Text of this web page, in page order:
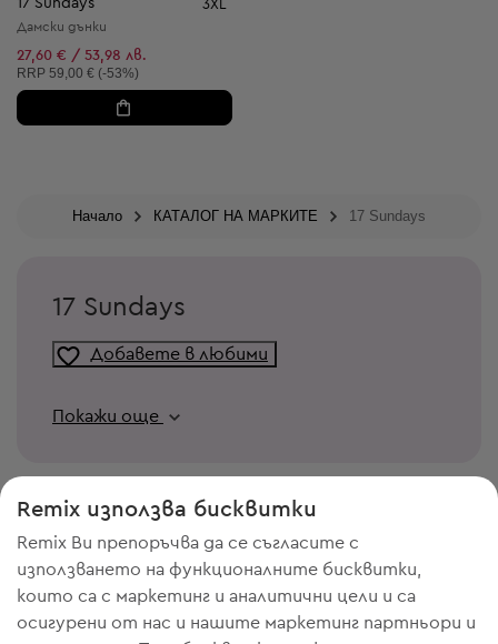
17 Sundays 3XL
Дамски дънки
27,60 € / 53,98 лв.
Препоръчителна цена:
RRP 59,00 € (-53%)
Начало КАТАЛОГ НА МАРКИТЕ 17 Sundays
17 Sundays
Добавете в любими
Покажи още
Remix използва бисквитки
Remix Ви препоръчва да се съгласите с
използването на функционалните бисквитки,
които са с маркетинг и аналитични цели и са
осигурени от нас и нашите маркетинг партньори и